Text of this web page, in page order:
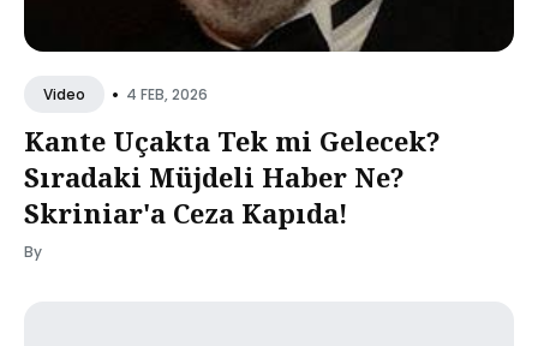
Video • 4 FEB, 2026
Kante Uçakta Tek mi Gelecek?
Sıradaki Müjdeli Haber Ne?
Skriniar'a Ceza Kapıda!
By